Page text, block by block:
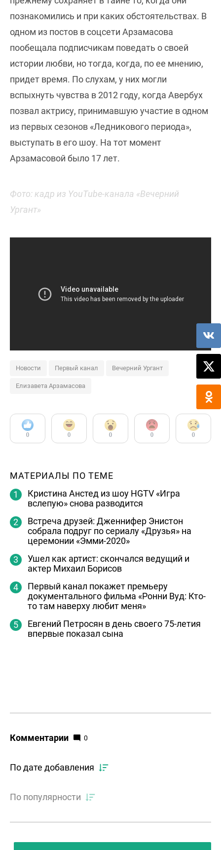
познакомились и при каких обстоятельствах. В
одном из постов в соцсети Арзамасова
пообещала подписчикам поведать о своей
истории любви, но тогда, когда, по ее мнению,
придет время. По слухам, у них могли
вспыхнуть чувства в 2012 году, когда Авербух
позвал актрису, принимавшую участие в одном
из первых сезонов «Ледникового периода»,
выступать в его шоу. На тот момент
Арзамасовой было 17 лет.
Фото: кадр из YouTube-канала «Вечерний
Ургант»
Новости Первый канал Вечерний Ургант
Елизавета Арзамасова
0 0 0 0 0
МАТЕРИАЛЫ ПО ТЕМЕ
Кристина Анстед из шоу HGTV «Игра
вслепую» снова разводится
Встреча друзей: Дженнифер Энистон
собрала подруг по сериалу «Друзья» на
церемонии «Эмми-2020»
Ушел как артист: скончался ведущий и
актер Михаил Борисов
Первый канал покажет премьеру
документального фильма «Ронни Вуд: Кто-
то там наверху любит меня»
Евгений Петросян в день своего 75-летия
впервые показал сына
Комментарии 0
По дате добавления
По популярности